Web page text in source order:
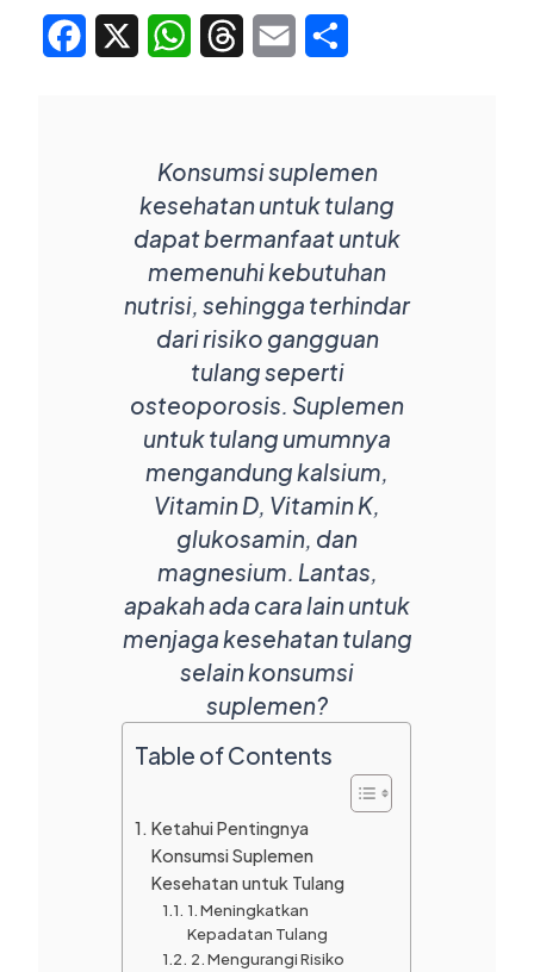
Facebook WhatsAppThreadsEmail
Konsumsi suplemen
kesehatan untuk tulang
dapat bermanfaat untuk
memenuhi kebutuhan
nutrisi, sehingga terhindar
dari risiko gangguan
tulang seperti
osteoporosis. Suplemen
untuk tulang umumnya
mengandung kalsium,
Vitamin D, Vitamin K,
glukosamin, dan
magnesium. Lantas,
apakah ada cara lain untuk
menjaga kesehatan tulang
selain konsumsi
suplemen?
Table of Contents
Ketahui Pentingnya
Konsumsi Suplemen
Kesehatan untuk Tulang
1. Meningkatkan
Kepadatan Tulang
2. Mengurangi Risiko